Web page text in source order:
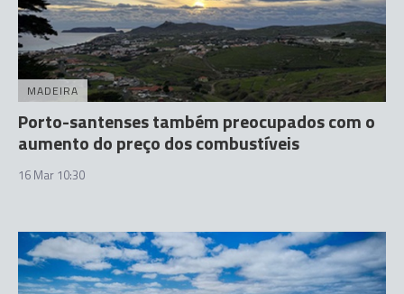
MADEIRA
Porto-santenses também preocupados com o
aumento do preço dos combustíveis
16 Mar 10:30